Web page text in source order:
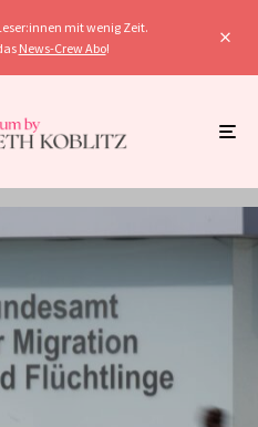
mit wenig Zeit.
News-Crew Abo!